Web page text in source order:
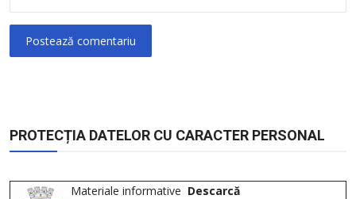
Postează comentariu
PROTECȚIA DATELOR CU CARACTER PERSONAL
Materiale informative Descarcă